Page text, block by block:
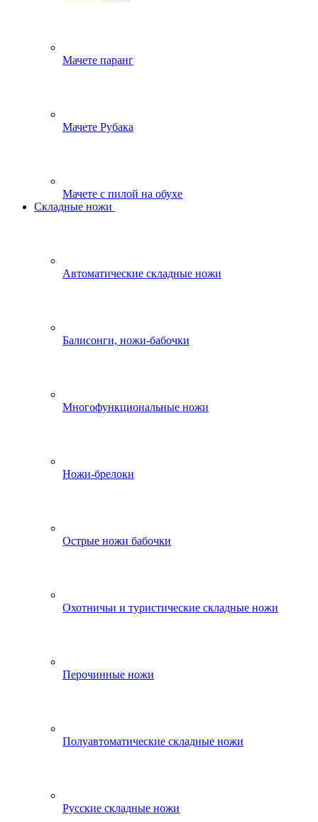
Мачете паранг
Мачете Рубака
Мачете с пилой на обухе
Складные ножи
Автоматические складные ножи
Балисонги, ножи-бабочки
Многофункциональные ножи
Ножи-брелоки
Острые ножи бабочки
Охотничьи и туристические складные ножи
Перочинные ножи
Полуавтоматические складные ножи
Русские складные ножи